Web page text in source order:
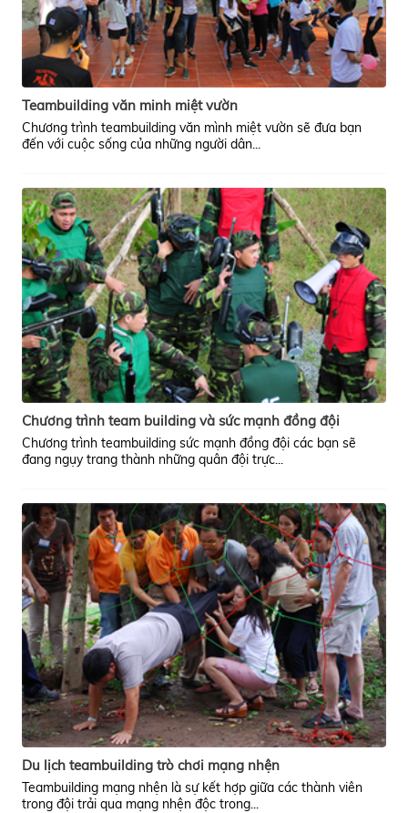
Teambuilding văn minh miệt vườn
Chương trình teambuilding văn mình miệt vườn sẽ đưa bạn
đến với cuộc sống của những người dân...
Chương trình team building và sức mạnh đồng đội
Chương trình teambuilding sức mạnh đồng đội các bạn sẽ
đang ngụy trang thành những quân đội trực...
Du lịch teambuilding trò chơi mạng nhện
Teambuilding mạng nhện là sự kết hợp giữa các thành viên
trong đội trải qua mạng nhện độc trong...